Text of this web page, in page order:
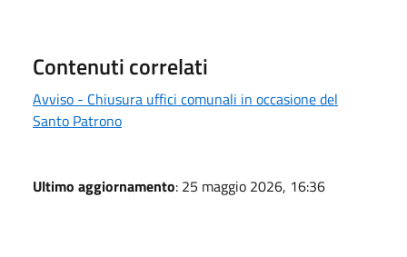
Contenuti correlati
Avviso - Chiusura uffici comunali in occasione del
Santo Patrono
Ultimo aggiornamento: 25 maggio 2026, 16:36